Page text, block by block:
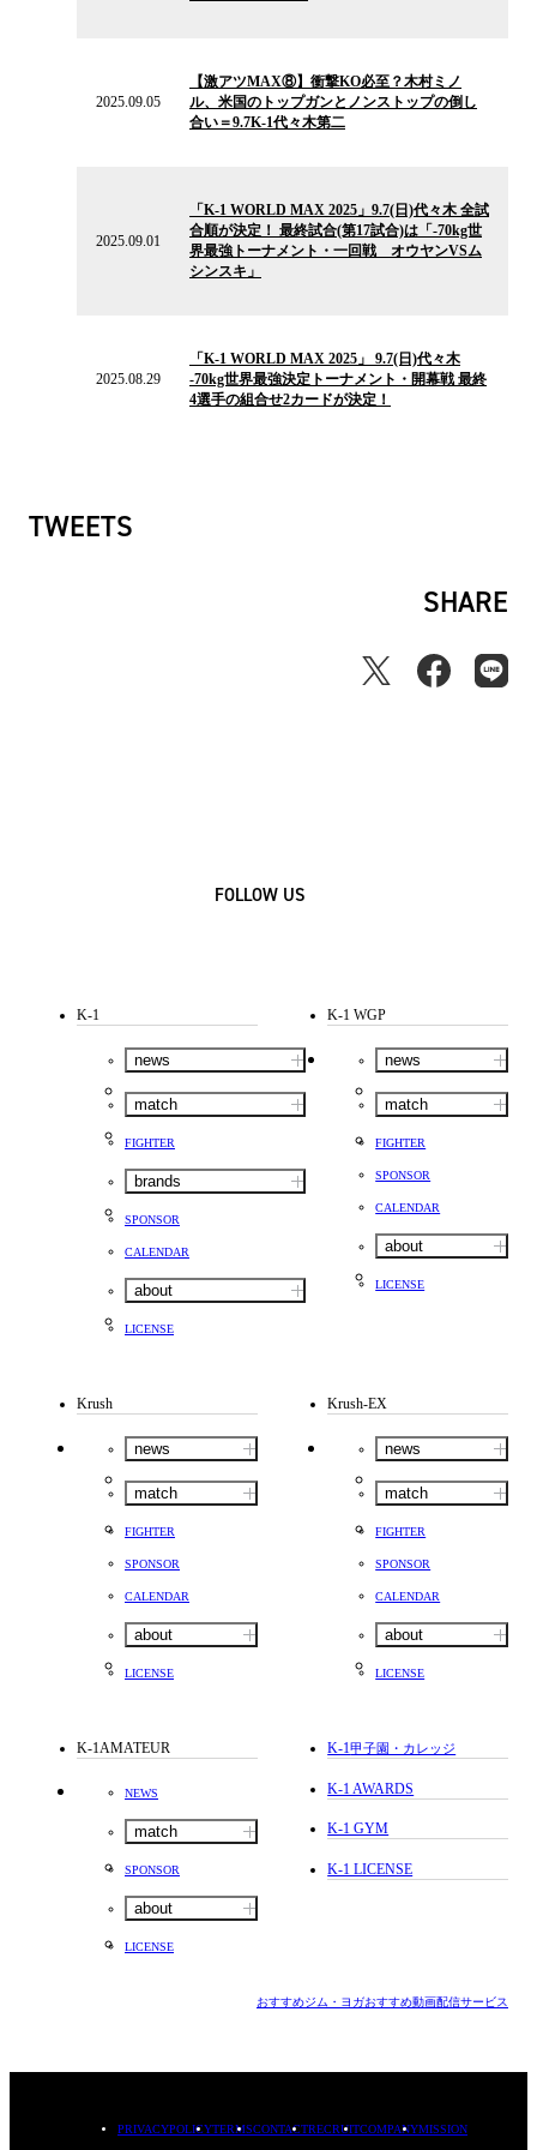
2025.09.05
【激アツMAX⑧】衝撃KO必至？木村ミノ
ル、米国のトップガンとノンストップの倒し
合い＝9.7K-1代々木第二
2025.09.01
「K-1 WORLD MAX 2025」9.7(日)代々木 全試
合順が決定！ 最終試合(第17試合)は「-70kg世
界最強トーナメント・一回戦 オウヤンVSム
シンスキ」
2025.08.29
「K-1 WORLD MAX 2025」 9.7(日)代々木
-70kg世界最強決定トーナメント・開幕戦 最終
4選手の組合せ2カードが決定！
TWEETS
SHARE
FOLLOW US
K-1
news
match
FIGHTER
brands
SPONSOR
CALENDAR
about
LICENSE
K-1 WGP
news
match
FIGHTER
SPONSOR
CALENDAR
about
LICENSE
Krush
news
match
FIGHTER
SPONSOR
CALENDAR
about
LICENSE
Krush-EX
news
match
FIGHTER
SPONSOR
CALENDAR
about
LICENSE
K-1AMATEUR
NEWS
match
SPONSOR
about
LICENSE
K-1甲子園・カレッジ
K-1 AWARDS
K-1 GYM
K-1 LICENSE
おすすめジム・ヨガおすすめ動画配信サービス
PRIVACYPOLICYTERMSCONTACTRECRUITCOMPANYMISSION